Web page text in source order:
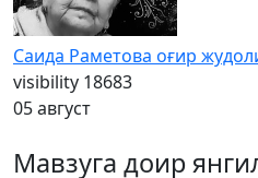
Саида Раметова оғир
visibility 18683
05 август
Мавзуга доир